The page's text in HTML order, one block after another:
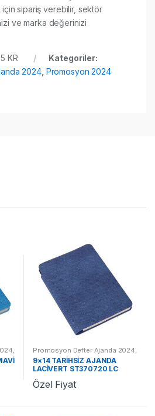
sipariş verebilir, sektör
ve marka değerinizi
KR
Kategoriler:
2024, Promosyon 2024
Promosyon Defter Ajanda 2024
Promosyon 2024 Ajandalar
9×14 TARİHSİZ AJANDA
LACİVERT ST370720 LC
Özel Fiyat